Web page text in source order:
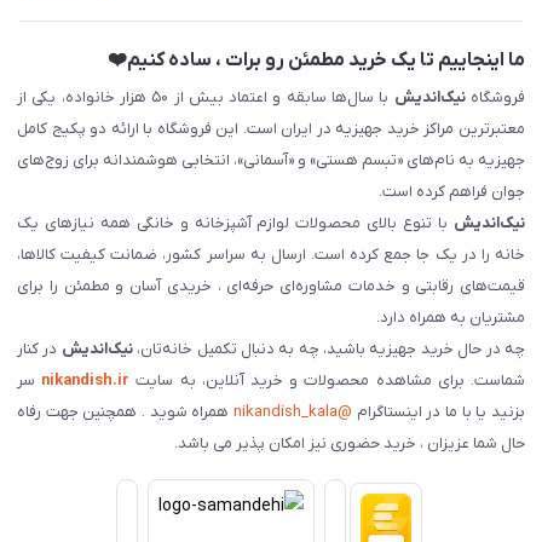
ما اینجاییم تا یک خرید مطمئن رو برات ، ساده کنیم❤️
فروشگاهنیک‌اندیش
با سال‌ها سابقه و اعتماد بیش از ۵۰ هزار خانواده، یکی از
معتبرترین مراکز خرید جهیزیه در ایران است. این فروشگاه با ارائه دو پکیج کامل
جهیزیه به نام‌های «تبسم هستی» و «آسمانی»، انتخابی هوشمندانه برای زوج‌های
جوان فراهم کرده است.
نیک‌اندیش با تنوع بالای محصولات لوازم آشپزخانه و خانگی همه نیازهای یک
خانه را در یک جا جمع کرده است. ارسال به سراسر کشور، ضمانت کیفیت کالاها،
قیمت‌های رقابتی و خدمات مشاوره‌ای حرفه‌ای ، خریدی آسان و مطمئن را برای
مشتریان به همراه دارد.
چه در حال خرید جهیزیه باشید، چه به دنبال تکمیل خانه‌تان،نیک‌اندیش در کنار
شماست. برای مشاهده محصولات و خرید آنلاین، به سایت nikandish.ir سر
بزنید یا با ما در اینستاگرام @nikandish_kala
همراه شوید . همچنین جهت رفاه
حال شما عزیزان ، خرید حضوری نیز امکان پذیر می باشد.